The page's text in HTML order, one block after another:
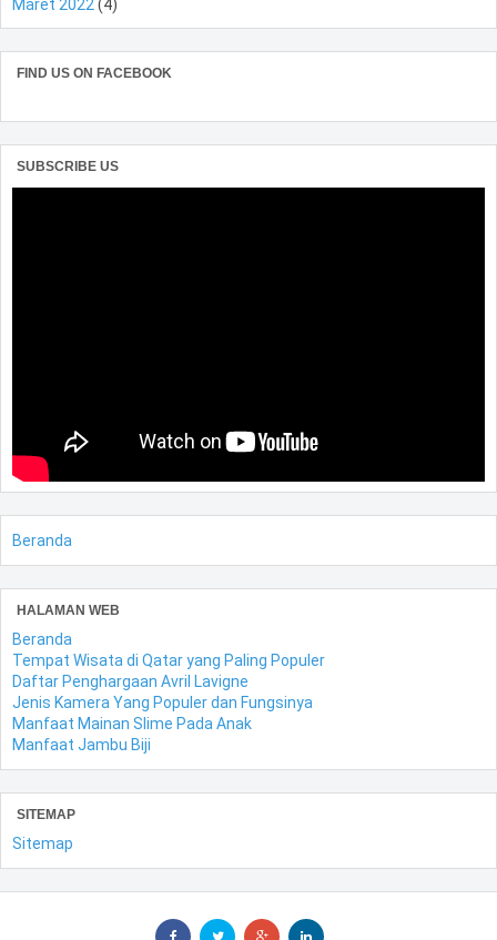
Maret 2022(4)
FIND US ON FACEBOOK
SUBSCRIBE US
Beranda
HALAMAN WEB
Beranda
Tempat Wisata di Qatar yang Paling Populer
Daftar Penghargaan Avril Lavigne
Jenis Kamera Yang Populer dan Fungsinya
Manfaat Mainan Slime Pada Anak
Manfaat Jambu Biji
SITEMAP
Sitemap